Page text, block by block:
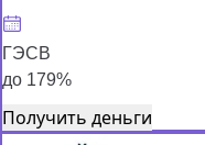
ГЭСВ
до 179%
Получить деньги